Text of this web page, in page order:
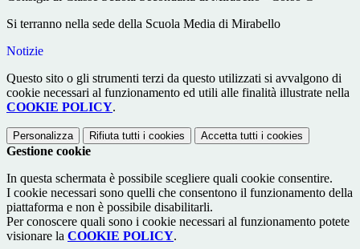
Si terranno nella sede della Scuola Media di Mirabello
Notizie
Questo sito o gli strumenti terzi da questo utilizzati si avvalgono di
cookie necessari al funzionamento ed utili alle finalità illustrate nella
COOKIE POLICY.
Personalizza Rifiuta tutti i cookies Accetta tutti i cookies
Gestione cookie
In questa schermata è possibile scegliere quali cookie consentire.
I cookie necessari sono quelli che consentono il funzionamento della
piattaforma e non è possibile disabilitarli.
Per conoscere quali sono i cookie necessari al funzionamento potete
visionare la COOKIE POLICY.